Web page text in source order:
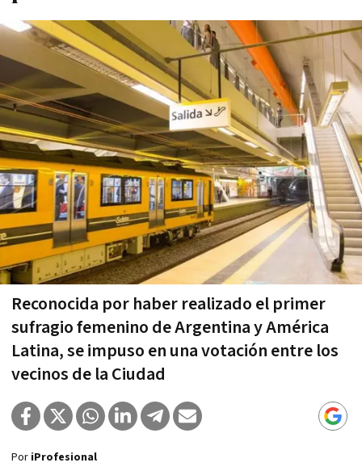
Reconocida por haber realizado el primer
sufragio femenino de Argentina y América
Latina, se impuso en una votación entre los
vecinos de la Ciudad
Por iProfesional